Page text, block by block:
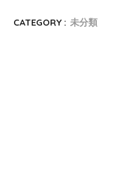
CATEGORY : 未分類